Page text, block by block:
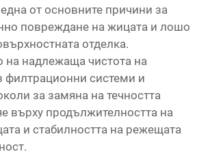
от основните причини за
повреждане на жицата и лошо
отделка.
надлежаща чистота на
филтрационни системи и
за замяна на течността
върху продължителността на
и стабилността на режещата